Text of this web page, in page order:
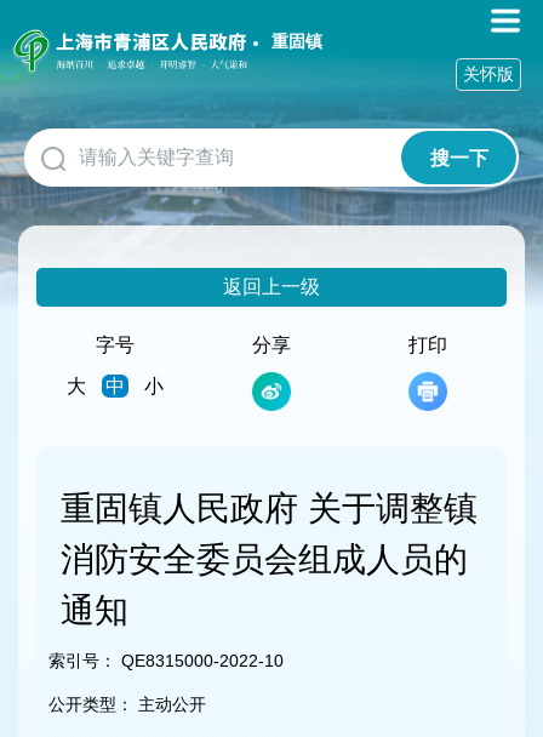
障
碍
作
说
明
跳
到
网
重固镇
搜一下
关怀版
返回上一级
字号
大
中 小
分享 打印
重固镇人民政府 关于调整镇
消防安全委员会组成人员的
通知
索引号： QE8315000-2022-10
公开类型： 主动公开